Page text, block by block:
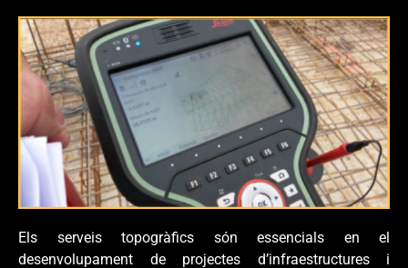
Els serveis topogràfics són essencials en el
desenvolupament de projectes d’infraestructures i